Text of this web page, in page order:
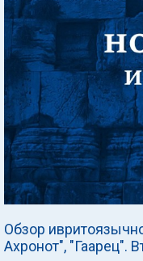
Обзор
Ахронот", "Гаарец".